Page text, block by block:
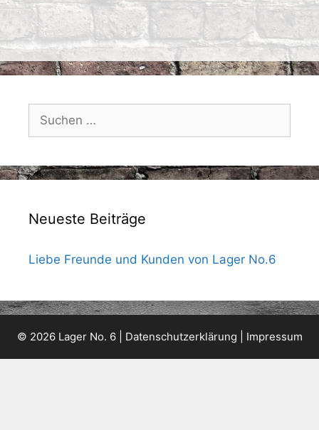
nach:
Neueste Beiträge
Liebe Freunde und Kunden von Lager No.6
© 2026 Lager No. 6 | Datenschutzerklärung Impressum